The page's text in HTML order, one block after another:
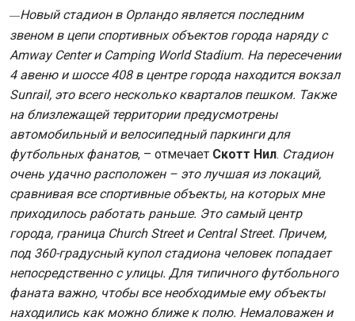
—Новый стадион в Орландо является последним
звеном в цепи спортивных объектов города наряду с
Amway Center и Camping World Stadium. На пересечении
4 авеню и шоссе 408 в центре города находится вокзал
Sunrail, это всего несколько кварталов пешком. Также
на близлежащей территории предусмотрены
автомобильный и велосипедный паркинги для
футбольных фанатов, – отмечает Скотт Нил. Стадион
очень удачно расположен – это лучшая из локаций,
сравнивая все спортивные объекты, на которых мне
приходилось работать раньше. Это самый центр
города, граница Church Street и Central Street. Причем,
под 360-градусный купол стадиона человек попадает
непосредственно с улицы. Для типичного футбольного
фаната важно, чтобы все необходимые ему объекты
находились как можно ближе к полю. Немаловажен и